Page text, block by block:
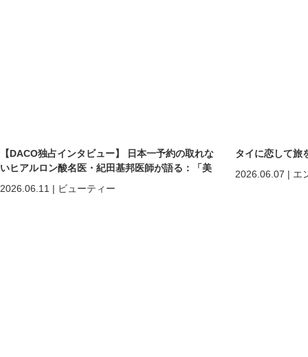
【DACO独占インタビュー】 日本一予約の取れな
いヒアルロン酸名医・紀田基邦医師が語る：「美
しくなる」だけではない。 “自分を好きになる”た
めの美容医療
2026.06.11 | ビューティー
タイに恋して旅
2026.06.07 | エ